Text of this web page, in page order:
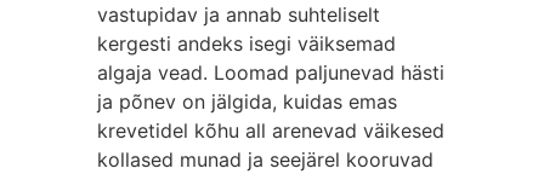
vastupidav ja annab suhteliselt
kergesti andeks isegi väiksemad
algaja vead. Loomad paljunevad hästi
ja põnev on jälgida, kuidas emas
krevetidel kõhu all arenevad väikesed
kollased munad ja seejärel kooruvad